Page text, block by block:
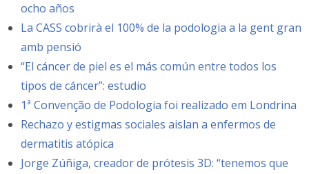
ocho años
La CASS cobrirà el 100% de la podologia a la gent gran
amb pensió
“El cáncer de piel es el más común entre todos los
tipos de cáncer”: estudio
1ª Convenção de Podologia foi realizado em Londrina
Rechazo y estigmas sociales aislan a enfermos de
dermatitis atópica
Jorge Zúñiga, creador de prótesis 3D: “tenemos que